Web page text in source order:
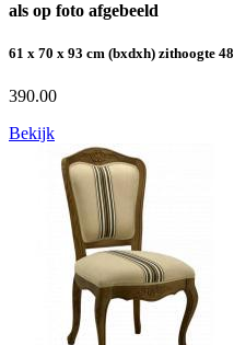
als op foto afgebeeld
61 x 70 x 93 cm (bxdxh) zithoogte
390.00
Bekijk